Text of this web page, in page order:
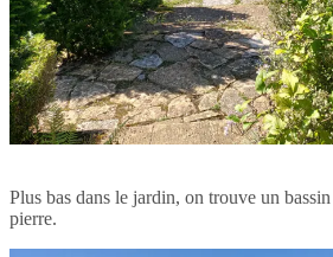
Plus bas dans le jardin, on trouve un
pierre.